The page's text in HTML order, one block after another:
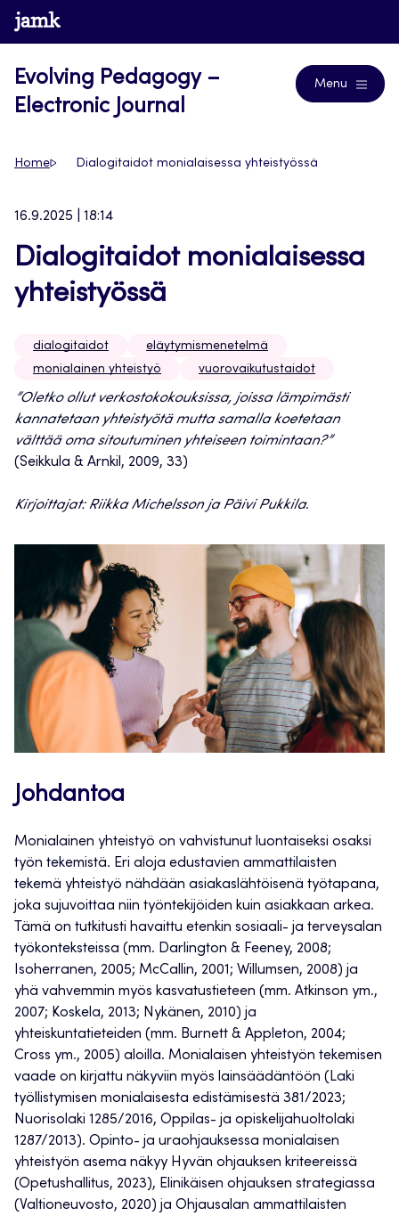
Skip
to
www.jamk.fi
Evolving Pedagogy –
Electronic Journal
Menu
Home Dialogitaidot monialaisessa yhteistyössä
16.9.2025 | 18:14
Dialogitaidot monialaisessa
yhteistyössä
dialogitaidot
eläytymismenetelmä
monialainen yhteistyö
vuorovaikutustaidot
”Oletko ollut verkostokokouksissa, joissa lämpimästi
kannatetaan yhteistyötä mutta samalla koetetaan
välttää oma sitoutuminen yhteiseen toimintaan?”
(Seikkula & Arnkil, 2009, 33)
Kirjoittajat: Riikka Michelsson ja Päivi Pukkila.
Johdantoa
Monialainen yhteistyö on vahvistunut luontaiseksi osaksi
työn tekemistä. Eri aloja edustavien ammattilaisten
tekemä yhteistyö nähdään asiakaslähtöisenä työtapana,
joka sujuvoittaa niin työntekijöiden kuin asiakkaan arkea.
Tämä on tutkitusti havaittu etenkin sosiaali- ja terveysalan
työkonteksteissa (mm. Darlington & Feeney, 2008;
Isoherranen, 2005; McCallin, 2001; Willumsen, 2008) ja
yhä vahvemmin myös kasvatustieteen (mm. Atkinson ym.,
2007; Koskela, 2013; Nykänen, 2010) ja
yhteiskuntatieteiden (mm. Burnett & Appleton, 2004;
Cross ym., 2005) aloilla. Monialaisen yhteistyön tekemisen
vaade on kirjattu näkyviin myös lainsäädäntöön (Laki
työllistymisen monialaisesta edistämisestä 381/2023;
Nuorisolaki 1285/2016, Oppilas- ja opiskelijahuoltolaki
1287/2013). Opinto- ja uraohjauksessa monialaisen
yhteistyön asema näkyy Hyvän ohjauksen kriteereissä
(Opetushallitus, 2023), Elinikäisen ohjauksen strategiassa
(Valtioneuvosto, 2020) ja Ohjausalan ammattilaisten